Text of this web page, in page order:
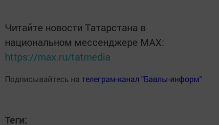
Читайте новости Татарстана в
национальном мессенджере MАХ:
https://max.ru/tatmedia
Подписывайтесь на телеграм-канал "Бавлы-информ"
Теги: